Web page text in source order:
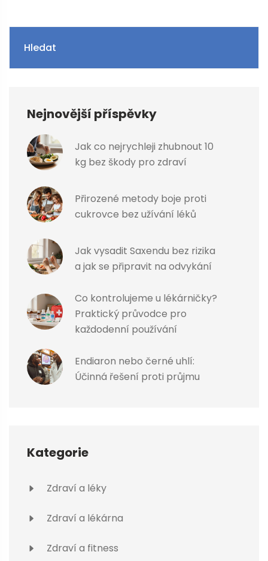
Hledat
Nejnovější příspěvky
Jak co nejrychleji zhubnout 10
kg bez škody pro zdraví
Přirozené metody boje proti
cukrovce bez užívání léků
Jak vysadit Saxendu bez rizika
a jak se připravit na odvykání
Co kontrolujeme u lékárničky?
Praktický průvodce pro
každodenní používání
Endiaron nebo černé uhlí:
Účinná řešení proti průjmu
Kategorie
Zdraví a léky
Zdraví a lékárna
Zdraví a fitness